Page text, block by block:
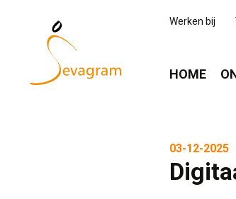
Werken bij
HOME
03-12-2025